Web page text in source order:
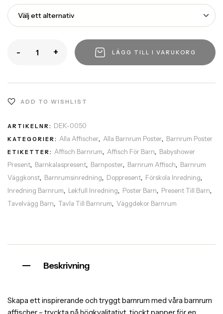
- + LÄGG TILL I VARUKORG
ADD TO WISHLIST
ARTIKELNR: DEK-0050
KATEGORIER: Alla Affischer, Alla Barnrum Poster, Barnrum Poster
ETIKETTER: Affisch Barnrum, Affisch För Barn, Babyshower
Present, Barnkalaspresent, Barnposter, Barnrum Affisch, Barnrum
Väggkonst, Barnrumsinredning, Doppresent, Förskola Inredning,
Inredning Barnrum, Lekfull Inredning, Poster Barn, Present Till Barn,
Tavelvägg Barn, Tavla Till Barnrum, Väggdekor Barnrum
Beskrivning
Skapa ett inspirerande och tryggt barnrum med våra barnrum